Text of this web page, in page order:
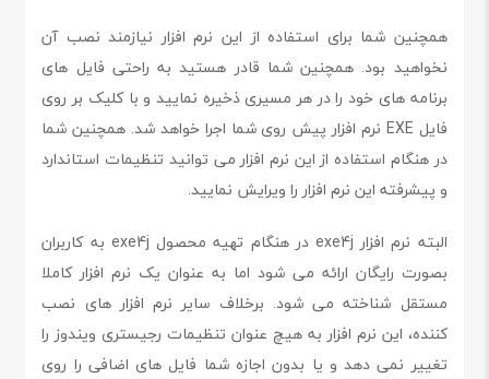
همچنین شما برای استفاده از این نرم افزار نیازمند نصب آن
نخواهید بود. همچنین شما قادر هستید به راحتی فایل های
برنامه های خود را در هر مسیری ذخیره نمایید و با کلیک بر روی
فایل EXE نرم افزار پیش روی شما اجرا خواهد شد. همچنین شما
در هنگام استفاده از این نرم افزار می توانید تنظیمات استاندارد
و پیشرفته این نرم افزار را ویرایش نمایید.
البته نرم افزار exe4j در هنگام تهیه محصول exe4j به کاربران
بصورت رایگان ارائه می شود اما به عنوان یک نرم افزار کاملا
مستقل شناخته می شود. برخلاف سایر نرم افزار های نصب
کننده، این نرم افزار به هیچ عنوان تنظیمات رجیستری ویندوز را
تغییر نمی دهد و یا بدون اجازه شما فایل های اضافی را روی